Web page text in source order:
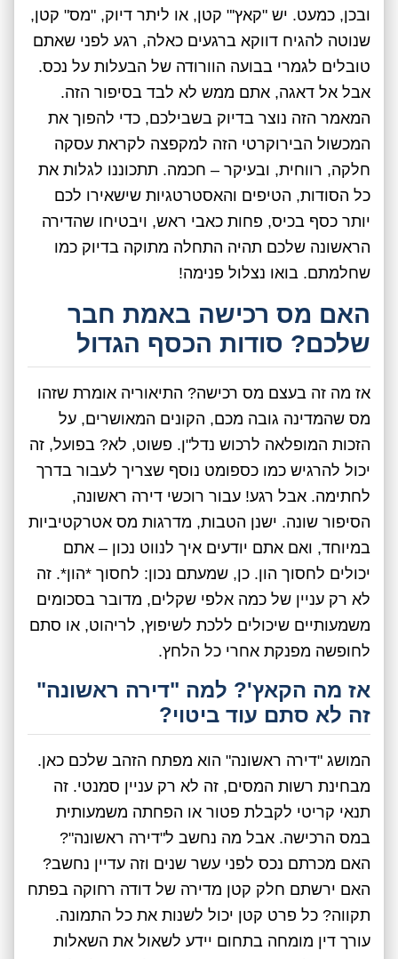
ובכן, כמעט. יש "קאץ'" קטן, או ליתר דיוק, "מס" קטן,
שנוטה להגיח דווקא ברגעים כאלה, רגע לפני שאתם
טובלים לגמרי בבועה הוורודה של הבעלות על נכס.
אבל אל דאגה, אתם ממש לא לבד בסיפור הזה.
המאמר הזה נוצר בדיוק בשבילכם, כדי להפוך את
המכשול הבירוקרטי הזה למקפצה לקראת עסקה
חלקה, רווחית, ובעיקר – חכמה. תתכוננו לגלות את
כל הסודות, הטיפים והאסטרטגיות שישאירו לכם
יותר כסף בכיס, פחות כאבי ראש, ויבטיחו שהדירה
הראשונה שלכם תהיה התחלה מתוקה בדיוק כמו
שחלמתם. בואו נצלול פנימה!
האם מס רכישה באמת חבר
שלכם? סודות הכסף הגדול
אז מה זה בעצם מס רכישה? התיאוריה אומרת שזהו
מס שהמדינה גובה מכם, הקונים המאושרים, על
הזכות המופלאה לרכוש נדל"ן. פשוט, לא? בפועל, זה
יכול להרגיש כמו כספומט נוסף שצריך לעבור בדרך
לחתימה. אבל רגע! עבור רוכשי דירה ראשונה,
הסיפור שונה. ישנן הטבות, מדרגות מס אטרקטיביות
במיוחד, ואם אתם יודעים איך לנווט נכון – אתם
יכולים לחסוך הון. כן, שמעתם נכון: לחסוך *הון*. זה
לא רק עניין של כמה אלפי שקלים, מדובר בסכומים
משמעותיים שיכולים ללכת לשיפוץ, לריהוט, או סתם
לחופשה מפנקת אחרי כל הלחץ.
אז מה הקאץ'? למה "דירה ראשונה"
זה לא סתם עוד ביטוי?
המושג "דירה ראשונה" הוא מפתח הזהב שלכם כאן.
מבחינת רשות המסים, זה לא רק עניין סמנטי. זה
תנאי קריטי לקבלת פטור או הפחתה משמעותית
במס הרכישה. אבל מה נחשב ל"דירה ראשונה"?
האם מכרתם נכס לפני עשר שנים וזה עדיין נחשב?
האם ירשתם חלק קטן מדירה של דודה רחוקה בפתח
תקווה? כל פרט קטן יכול לשנות את כל התמונה.
עורך דין מומחה בתחום יידע לשאול את השאלות